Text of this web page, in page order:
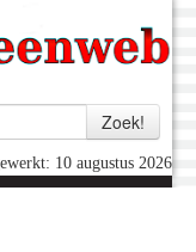
10 augustus 2026